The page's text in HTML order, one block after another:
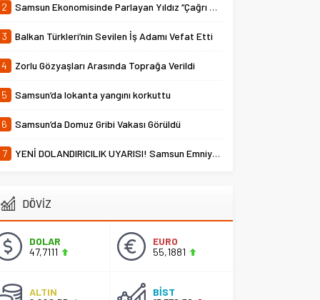
2 Samsun Ekonomisinde Parlayan Yıldız “Çağrı Temper”
3 Balkan Türkleri’nin Sevilen İş Adamı Vefat Etti
4 Zorlu Gözyaşları Arasında Toprağa Verildi
5 Samsun’da lokanta yangını korkuttu
6 Samsun’da Domuz Gribi Vakası Görüldü
7 YENİ DOLANDIRICILIK UYARISI! Samsun Emniyet Müdürlüğü Uyardı
DÖVİZ
DOLAR
47,7111
EURO
55,1881
ALTIN
BİST